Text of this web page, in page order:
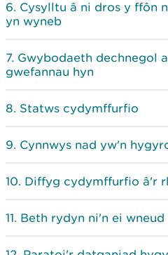
Cysylltu â ni dros y ffôn
yn wyneb
Gwybodaeth dechnegol
gwefannau hyn
Statws cydymffurfio
Cynnwys nad yw'n
Diffyg cydymffurfio â'r
Beth rydyn ni'n ei